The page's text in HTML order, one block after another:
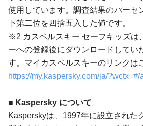
使用しています。調査結果のパーセ
下第二位を四捨五入した値です。
※2 カスペルスキー セーフキッズは
ーへの登録後にダウンロードしてい
す。マイカスペルスキーのリンクは
https://my.kaspersky.com/ja/
■ Kaspersky について
Kasperskyは、1997年に設立された